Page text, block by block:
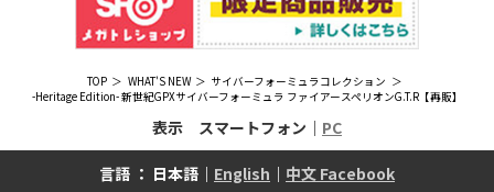
TOP WHAT'S NEW
サイバーフォーミュラコレクション
-Heritage Edition- 新世紀GPXサイバーフォーミュラ ファイアースペリオンG.T.R【再販】
表示 スマートフォン｜ PC
言語 ： 日本語｜ English ｜ 中文 Facebook